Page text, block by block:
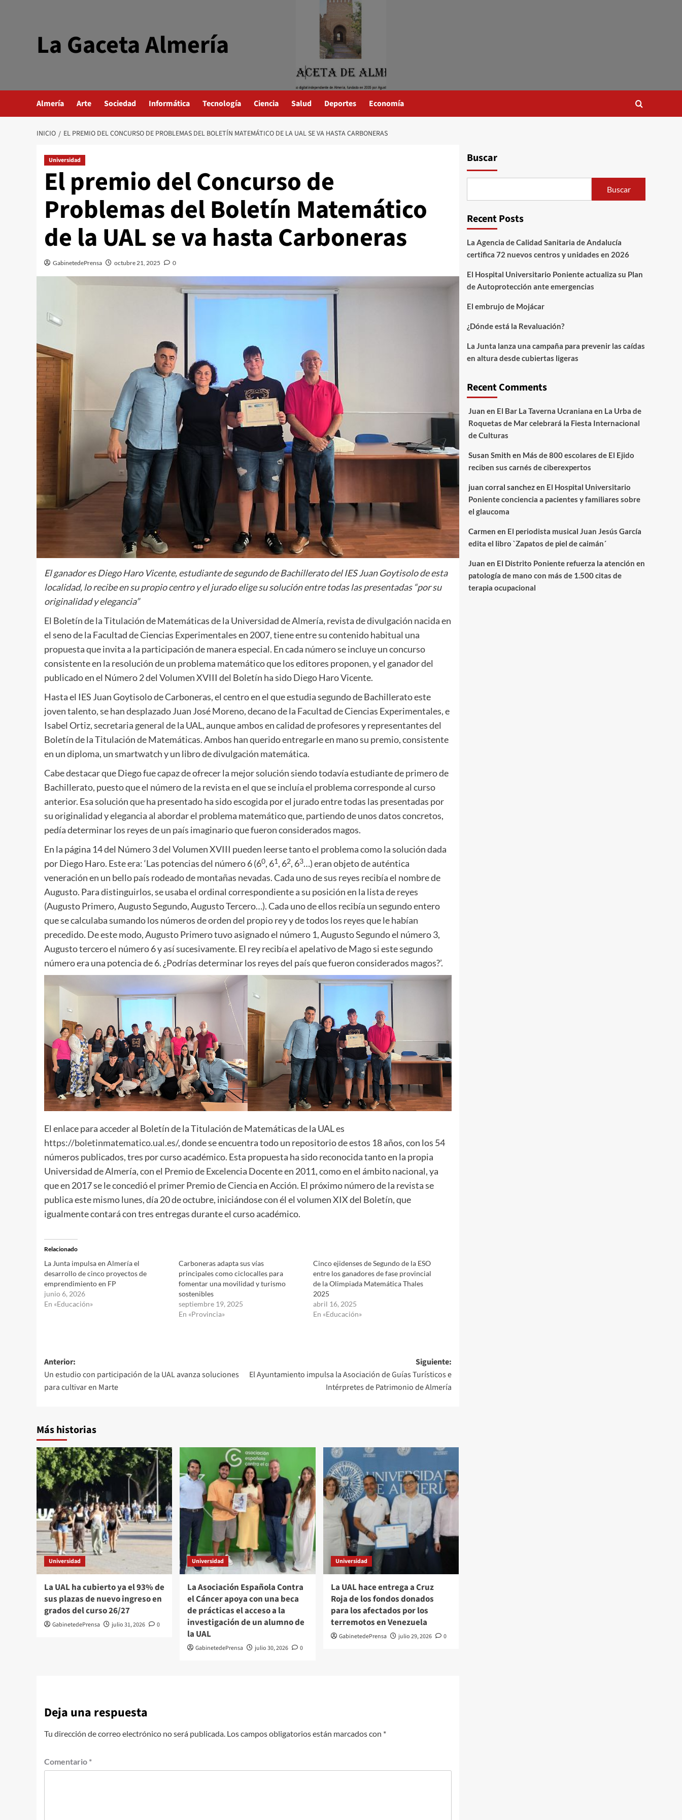
La Gaceta Almería
Almería Arte Sociedad Informática Tecnología Ciencia Salud Deportes Economía
INICIO EL PREMIO DEL CONCURSO DE PROBLEMAS DEL BOLETÍN MATEMÁTICO DE LA UAL SE VA HASTA CARBONERAS
Universidad
El premio del Concurso de
Problemas del Boletín Matemático
de la UAL se va hasta Carboneras
GabinetedePrensa octubre 21, 2025 0
El ganador es Diego Haro Vicente, estudiante de segundo de Bachillerato del IES Juan Goytisolo de esta
localidad, lo recibe en su propio centro y el jurado elige su solución entre todas las presentadas “por su
originalidad y elegancia”
El Boletín de la Titulación de Matemáticas de la Universidad de Almería, revista de divulgación nacida en
el seno de la Facultad de Ciencias Experimentales en 2007, tiene entre su contenido habitual una
propuesta que invita a la participación de manera especial. En cada número se incluye un concurso
consistente en la resolución de un problema matemático que los editores proponen, y el ganador del
publicado en el Número 2 del Volumen XVIII del Boletín ha sido Diego Haro Vicente.
Hasta el IES Juan Goytisolo de Carboneras, el centro en el que estudia segundo de Bachillerato este
joven talento, se han desplazado Juan José Moreno, decano de la Facultad de Ciencias Experimentales, e
Isabel Ortiz, secretaria general de la UAL, aunque ambos en calidad de profesores y representantes del
Boletín de la Titulación de Matemáticas. Ambos han querido entregarle en mano su premio, consistente
en un diploma, un smartwatch y un libro de divulgación matemática.
Cabe destacar que Diego fue capaz de ofrecer la mejor solución siendo todavía estudiante de primero de
Bachillerato, puesto que el número de la revista en el que se incluía el problema corresponde al curso
anterior. Esa solución que ha presentado ha sido escogida por el jurado entre todas las presentadas por
su originalidad y elegancia al abordar el problema matemático que, partiendo de unos datos concretos,
pedía determinar los reyes de un país imaginario que fueron considerados magos.
En la página 14 del Número 3 del Volumen XVIII pueden leerse tanto el problema como la solución dada
por Diego Haro. Este era: ‘Las potencias del número 6 (60, 61, 62, 63…) eran objeto de auténtica
veneración en un bello país rodeado de montañas nevadas. Cada uno de sus reyes recibía el nombre de
Augusto. Para distinguirlos, se usaba el ordinal correspondiente a su posición en la lista de reyes
(Augusto Primero, Augusto Segundo, Augusto Tercero…). Cada uno de ellos recibía un segundo entero
que se calculaba sumando los números de orden del propio rey y de todos los reyes que le habían
precedido. De este modo, Augusto Primero tuvo asignado el número 1, Augusto Segundo el número 3,
Augusto tercero el número 6 y así sucesivamente. El rey recibía el apelativo de Mago si este segundo
número era una potencia de 6. ¿Podrías determinar los reyes del país que fueron considerados magos?’.
El enlace para acceder al Boletín de la Titulación de Matemáticas de la UAL es
https://boletinmatematico.ual.es/, donde se encuentra todo un repositorio de estos 18 años, con los 54
números publicados, tres por curso académico. Esta propuesta ha sido reconocida tanto en la propia
Universidad de Almería, con el Premio de Excelencia Docente en 2011, como en el ámbito nacional, ya
que en 2017 se le concedió el primer Premio de Ciencia en Acción. El próximo número de la revista se
publica este mismo lunes, día 20 de octubre, iniciándose con él el volumen XIX del Boletín, que
igualmente contará con tres entregas durante el curso académico.
Relacionado
La Junta impulsa en Almería el
desarrollo de cinco proyectos de
emprendimiento en FP
junio 6, 2026
En «Educación»
Carboneras adapta sus vías
principales como ciclocalles para
fomentar una movilidad y turismo
sostenibles
septiembre 19, 2025
En «Provincia»
Cinco ejidenses de Segundo de la ESO
entre los ganadores de fase provincial
de la Olimpiada Matemática Thales
2025
abril 16, 2025
En «Educación»
Navegación
de
entradas
Anterior:
Un estudio con participación de la UAL avanza soluciones
para cultivar en Marte
Siguiente:
El Ayuntamiento impulsa la Asociación de Guías Turísticos e
Intérpretes de Patrimonio de Almería
Más historias
Universidad
La UAL ha cubierto ya el 93% de
sus plazas de nuevo ingreso en
grados del curso 26/27
GabinetedePrensa julio 31, 2026 0
Universidad
La Asociación Española Contra
el Cáncer apoya con una beca
de prácticas el acceso a la
investigación de un alumno de
la UAL
GabinetedePrensa julio 30, 2026 0
Universidad
La UAL hace entrega a Cruz
Roja de los fondos donados
para los afectados por los
terremotos en Venezuela
GabinetedePrensa julio 29, 2026 0
Deja una respuesta
Tu dirección de correo electrónico no será publicada. Los campos obligatorios están marcados con *
Comentario *
Buscar
Buscar
Recent Posts
La Agencia de Calidad Sanitaria de Andalucía
certifica 72 nuevos centros y unidades en 2026
El Hospital Universitario Poniente actualiza su Plan
de Autoprotección ante emergencias
El embrujo de Mojácar
¿Dónde está la Revaluación?
La Junta lanza una campaña para prevenir las caídas
en altura desde cubiertas ligeras
Recent Comments
Juan en El Bar La Taverna Ucraniana en La Urba de
Roquetas de Mar celebrará la Fiesta Internacional
de Culturas
Susan Smith en Más de 800 escolares de El Ejido
reciben sus carnés de ciberexpertos
juan corral sanchezen El Hospital Universitario
Poniente conciencia a pacientes y familiares sobre
el glaucoma
Carmen en El periodista musical Juan Jesús García
edita el libro `Zapatos de piel de caimán´
Juan en El Distrito Poniente refuerza la atención en
patología de mano con más de 1.500 citas de
terapia ocupacional